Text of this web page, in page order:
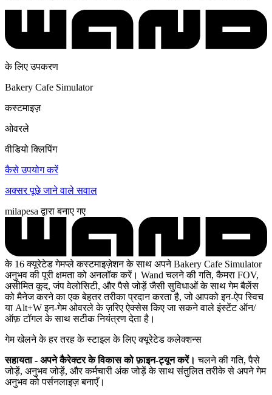
के लिए उपकरण
Bakery Cafe Simulator
कस्टमाइज़
ओवरले
वीडियो क्लिपिंग
कैसे उपयोग करें
अक्सर पूछे जाने वाले सवाल
milapesa द्वारा बनाए गए
के 16 क्यूरेटेड गेमप्ले कस्टमाइज़ेशन के साथ अपने Bakery Cafe Simulator
अनुभव की पूरी क्षमता को अनलॉक करें। Wand चलने की गति, कैमरा FOV,
असीमित कूद, जंप वेलोसिटी, और पैसे जोड़ें जैसी सुविधाओं के साथ गेम बैलेंस
को मैनेज करने का एक बेहतर तरीका प्रदान करता है, जो आपको इन-ऐप स्विच
या Alt+W इन-गेम ओवरले के ज़रिए ऐक्सेस किए जा सकने वाले इंस्टेंट ऑन/
ऑफ़ टॉगल के साथ सटीक नियंत्रण देता है।
गेम खेलने के हर तरह के स्टाइल के लिए क्यूरेटेड कलेक्शन्स
सहायता - अपने कैरेक्टर के विकास को फ़ाइन-ट्यून करें। चलने की गति, पैसे
जोड़ें, अनुभव जोड़ें, और कर्मचारी अंक जोड़ें के साथ संतुलित तरीके से अपने गेम
अनुभव को पर्सनलाइज़ बनाएँ।